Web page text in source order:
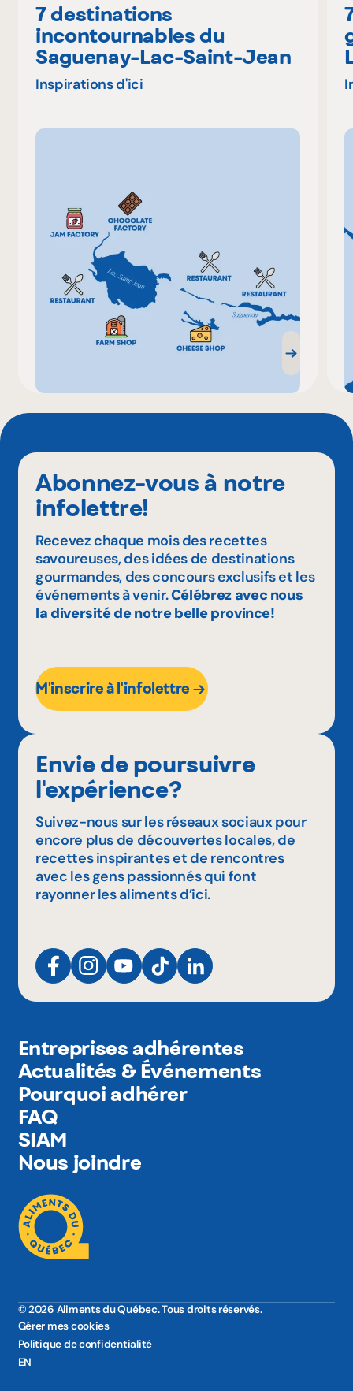
7 destinations
incontournables du
Saguenay-Lac-Saint-Jean
Inspirations d'ici
Abonnez-vous à notre
infolettre!
Recevez chaque mois des recettes
savoureuses, des idées de destinations
gourmandes, des concours exclusifs et les
événements à venir.Célébrez avec nous
la diversité de notre belle province!
M'inscrire à l'infolettre
Envie de poursuivre
l'expérience?
Suivez-nous sur les réseaux sociaux pour
encore plus de découvertes locales, de
recettes inspirantes et de rencontres
avec les gens passionnés qui font
rayonner les aliments d’ici.
Entreprises adhérentes
Actualités & Événements
Pourquoi adhérer
FAQ
SIAM
Nous joindre
© 2026 Aliments du Québec. Tous droits réservés.
Gérer mes cookies
Politique de confidentialité
EN